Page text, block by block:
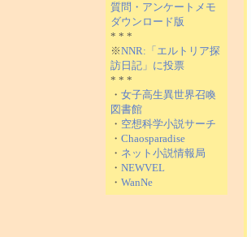
質問・アンケートメモ
ダウンロード版
* * *
※NNR:「エルトリア探
訪日記」に投票
* * *
・ 女子高生異世界召喚
図書館
・ 空想科学小説サーチ
・ Chaosparadise
・ ネット小説情報局
・ NEWVEL
・ WanNe